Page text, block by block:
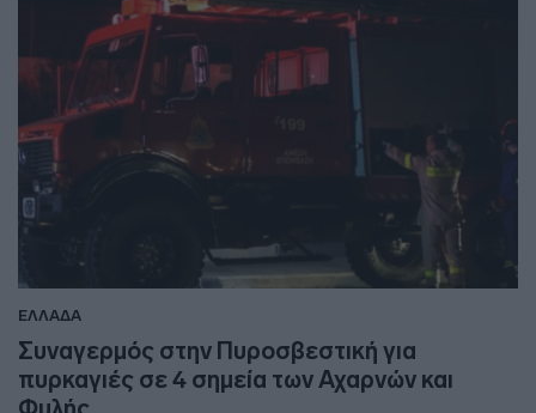
ΕΛΛΑΔΑ
Συναγερμός στην Πυροσβεστική για
πυρκαγιές σε 4 σημεία των Αχαρνών και